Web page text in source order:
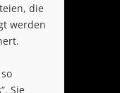
die
werden
Sie